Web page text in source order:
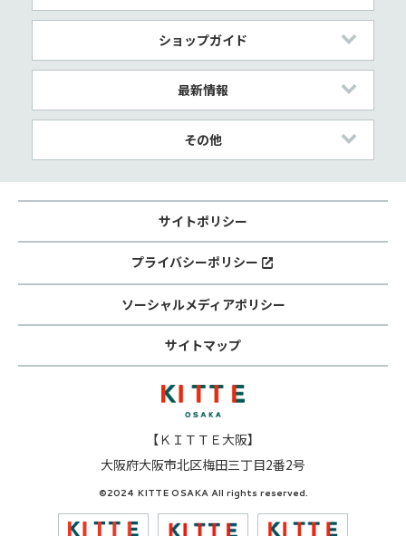
ショップガイド
最新情報
その他
サイトポリシー
プライバシーポリシー
ソーシャルメディアポリシー
サイトマップ
【ＫＩＴＴＥ大阪】
大阪府大阪市北区梅田三丁目2番2号
©2024 KITTE OSAKA All rights reserved.